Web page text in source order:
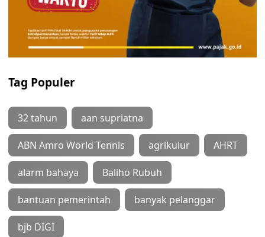
Tag Populer
32 tahun aan supriatna
ABN Amro World Tennis agrikulur AHRT
alarm bahaya Baliho Rubuh
bantuan pemerintah banyak pelanggar
bjb DIGI